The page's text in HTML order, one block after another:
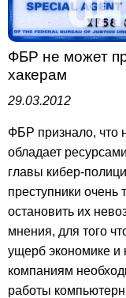
ФБР не может
хакерам
29.03.2012
ФБР признало, что
обладает
главы кибер-
преступники очень
остановить их
мнения, для того
ущерб экономике и
компаниям
работы